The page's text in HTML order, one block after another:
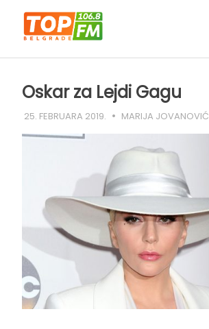
content
Oskar za Lejdi Gagu
25. FEBRUARA 2019. MARIJA JOVANOVIĆ